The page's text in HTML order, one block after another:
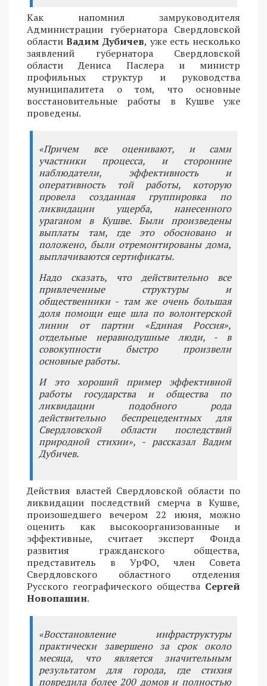
Как напомнил замруководителя
Администрации губернатора Свердловской
областиВадим Дубичев, уже есть несколько
заявлений губернатора Свердловской
области Дениса Паслера и министр
профильных структур и руководства
муниципалитета о том, что основные
восстановительные работы в Кушве уже
проведены.
«Причем все оценивают, и сами
участники процесса, и сторонние
наблюдатели, эффективность и
оперативность той работы, которую
провела созданная группировка по
ликвидации ущерба, нанесенного
ураганом в Кушве. Были произведены
выплаты там, где это обосновано и
положено, были отремонтированы дома,
выплачиваются сертификаты.
Надо сказать, что действительно все
привлеченные структуры и
общественники - там же очень большая
доля помощи еще шла по волонтерской
линии от партии «Единая Россия»,
отдельные неравнодушные люди, - в
совокупности быстро произвели
основные работы.
И это хороший пример эффективной
работы государства и общества по
ликвидации подобного рода
действительно беспрецедентных для
Свердловской области последствий
природной стихии», - рассказал Вадим
Дубичев.
Действия властей Свердловской области по
ликвидации последствий смерча в Кушве,
произошедшего вечером 22 июня, можно
оценить как высокоорганизованные и
эффективные, считает эксперт Фонда
развития гражданского общества,
представитель в УрФО, член Совета
Свердловского областного отделения
Русского географического общества Сергей
Новопашин.
«Восстановление инфраструктуры
практически завершено за срок около
месяца, что является значительным
результатом для города, где стихия
повредила более 200 домов и полностью